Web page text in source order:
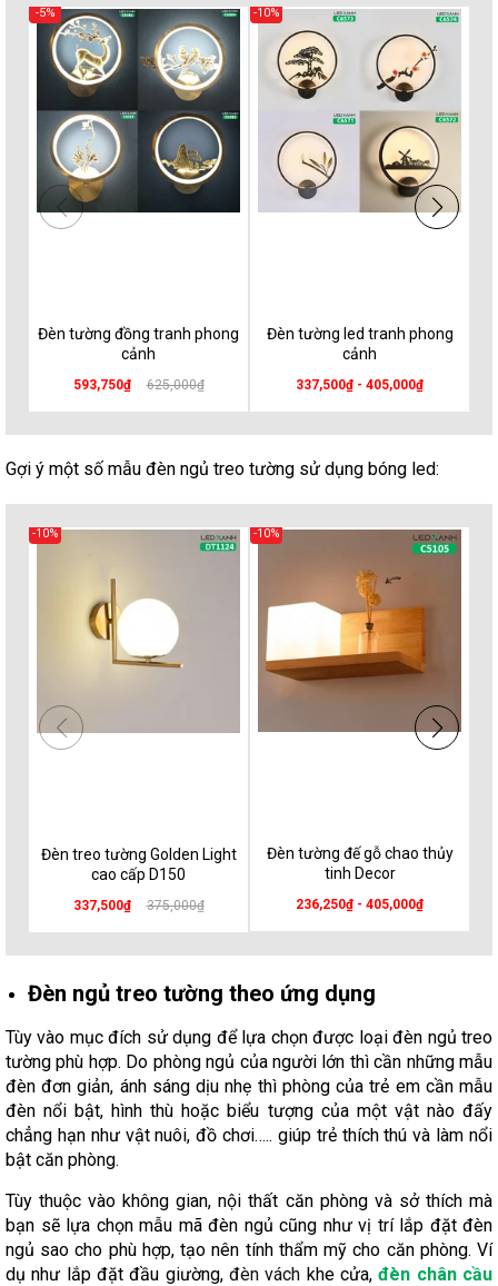
-5%
Đèn tường đồng tranh phong
cảnh
593,750₫ 625,000₫
-10%
Đèn tường led tranh phong
cảnh
337,500₫ - 405,000₫
Gợi ý một số mẫu đèn ngủ treo tường sử dụng bóng led:
-10%
Đèn treo tường Golden Light
cao cấp D150
337,500₫ 375,000₫
-10%
Đèn tường đế gỗ chao thủy
tinh Decor
236,250₫ - 405,000₫
Đèn ngủ treo tường theo ứng dụng
Tùy vào mục đích sử dụng để lựa chọn được loại đèn ngủ treo
tường phù hợp. Do phòng ngủ của người lớn thì cần những mẫu
đèn đơn giản, ánh sáng dịu nhẹ thì phòng của trẻ em cần mẫu
đèn nổi bật, hình thù hoặc biểu tượng của một vật nào đấy
chẳng hạn như vật nuôi, đồ chơi….. giúp trẻ thích thú và làm nổi
bật căn phòng.
Tùy thuộc vào không gian, nội thất căn phòng và sở thích mà
bạn sẽ lựa chọn mẫu mã đèn ngủ cũng như vị trí lắp đặt đèn
ngủ sao cho phù hợp, tạo nên tính thẩm mỹ cho căn phòng. Ví
dụ như lắp đặt đầu giường, đèn vách khe cửa,đèn chân cầu